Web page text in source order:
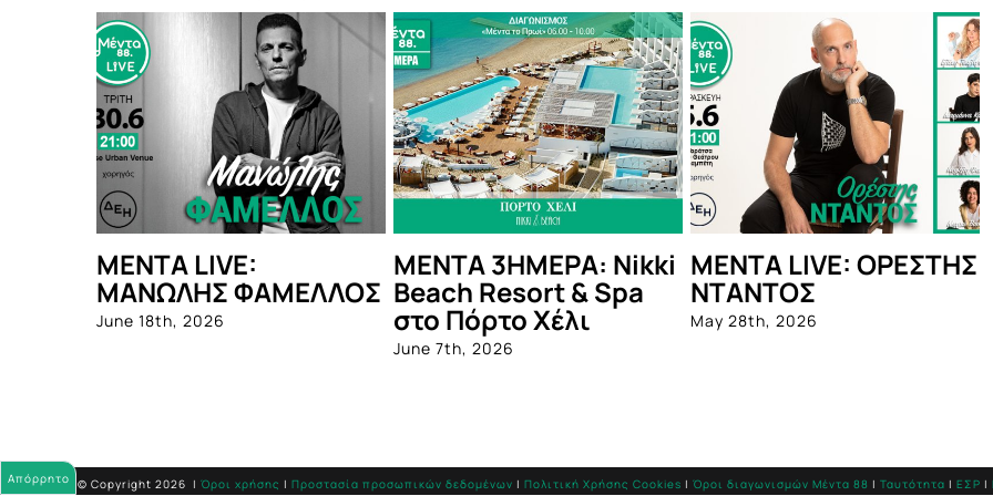
ΜΕΝΤΑ 3ΗΜΕΡΑ: Nikki
Beach Resort & Spa
στο Πόρτο Χέλι
ΜΕΝΤΑ LIVE: ΟΡΕΣΤΗΣ
ΝΤΑΝΤΟΣ
May 28th, 2026
Οι Πυξ Λαξ στον
Λυκαβηττό: Κερδίστε
προσκλήσεις
Απόρρητο